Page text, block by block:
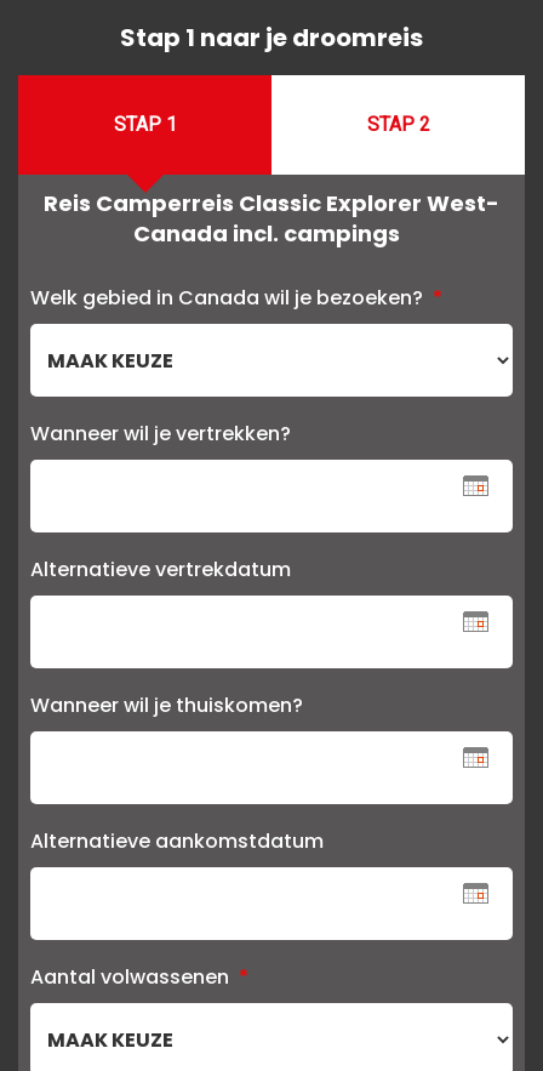
Stap 1 naar je droomreis
STAP 1 STAP 2
Reis Camperreis Classic Explorer West-
Canada incl. campings
Welk gebied in Canada wil je bezoeken? *
Wanneer wil je vertrekken?
Alternatieve vertrekdatum
Wanneer wil je thuiskomen?
Alternatieve aankomstdatum
Aantal volwassenen *